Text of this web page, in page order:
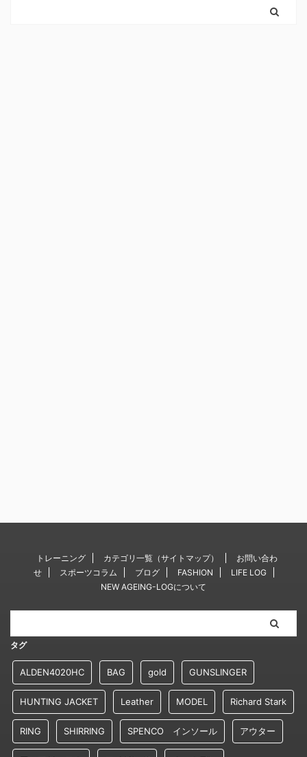
トレーニング カテゴリ一覧（サイトマップ）
お問い合わ
せ
スポーツコラム ブログ FASHION
LIFE LOG
NEW AGEING-LOGについて
タグ
ALDEN4020HC BAG gold GUNSLINGER
HUNTING JACKET Leather MODEL Richard Stark
RING SHIRRING SPENCO インソール アウター